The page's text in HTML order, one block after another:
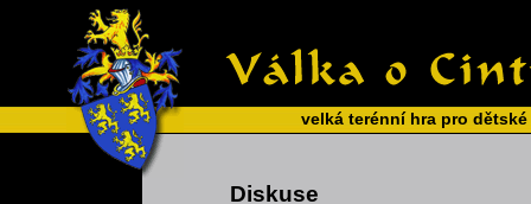
velká terénní hra pro
Diskuse